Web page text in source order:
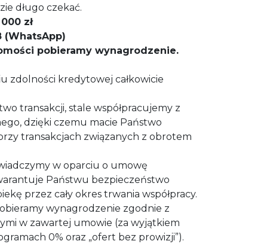
długo czekać.
zł
(WhatsApp)
pobieramy wynagrodzenie.
zdolności kredytowej całkowicie
transakcji, stale współpracujemy z
dzięki czemu macie Państwo
transakcjach związanych z obrotem
w oparciu o umowę
Państwu bezpieczeństwo
przez cały okres trwania współpracy.
wynagrodzenie zgodnie z
w zawartej umowie (za wyjątkiem
0% oraz „ofert bez prowizji”).